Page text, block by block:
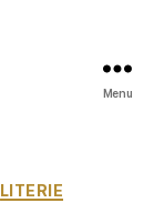
Menu
LITERIE